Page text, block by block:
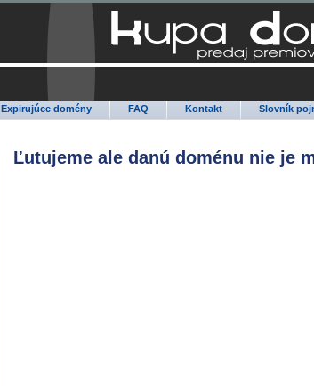
Expirujúce domény FAQ Kontakt Slovník
Ľutujeme ale danú doménu nie je